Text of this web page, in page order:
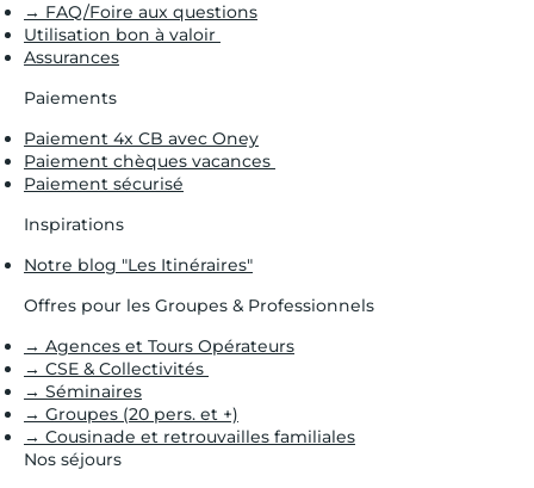
→ FAQ/Foire aux questions
Utilisation bon à valoir
Assurances
Paiements
Paiement 4x CB avec Oney
Paiement chèques vacances
Paiement sécurisé
Inspirations
Notre blog "Les Itinéraires"
Offres pour les Groupes & Professionnels
→ Agences et Tours Opérateurs
→ CSE & Collectivités
→ Séminaires
→ Groupes (20 pers. et +)
→ Cousinade et retrouvailles familiales
Nos séjours